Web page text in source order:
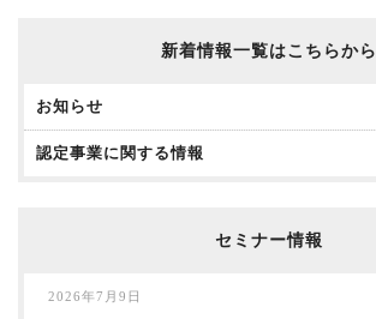
新着情報一覧はこちらから
お知らせ
認定事業に関する情報
セミナー情報
2026年7月9日